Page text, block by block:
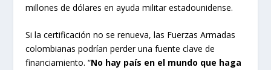
millones de dólares en ayuda militar estadounidense.
Si la certificación no se renueva, las Fuerzas Armadas
colombianas podrían perder una fuente clave de
financiamiento. “No hay país en el mundo que haga